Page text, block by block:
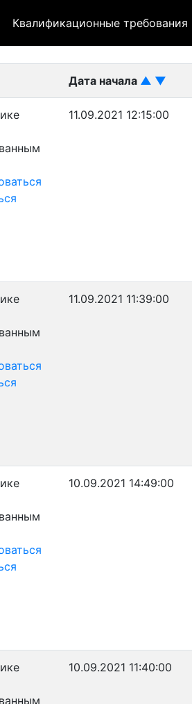
Квалификационные требования
Дата начала ▲ ▼
11.09.2021 12:15:00
11.09.2021 11:39:00
10.09.2021 14:49:00
10.09.2021 11:40:00